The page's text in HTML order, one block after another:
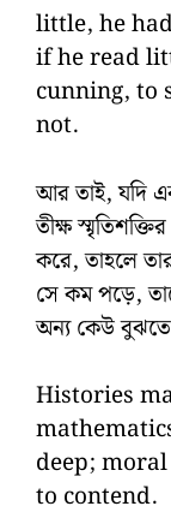
little, he
if he read
cunning, to
not.
আর তাই, যদি
তীক্ষ
করে, তাহলে
সে কম পড়ে,
অন্য কেউ বুঝতে
Histories
deep;
to contend.